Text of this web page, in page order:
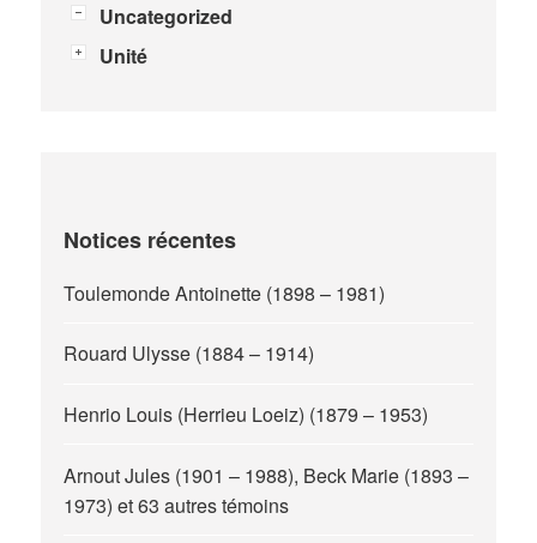
Uncategorized
Unité
Notices récentes
Toulemonde Antoinette (1898 – 1981)
Rouard Ulysse (1884 – 1914)
Henrio Louis (Herrieu Loeiz) (1879 – 1953)
Arnout Jules (1901 – 1988), Beck Marie (1893 –
1973) et 63 autres témoins